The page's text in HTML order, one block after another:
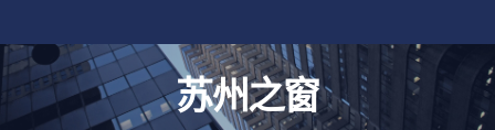
至
苏州之窗